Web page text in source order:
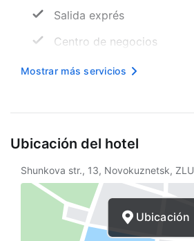
Salida exprés
Centro de negocios
Recepción 24 horas
Guardaesquíes
Propiedad libre de humo
Vista al jardín
Snack bar
Mostrar más servicios
Ubicación del hotel
Shunkova str., 13, Novokuznetsk, ZLU
Ubicación